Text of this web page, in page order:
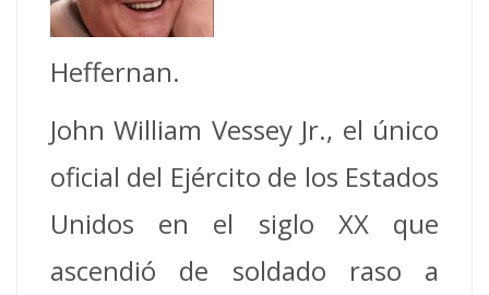
Heffernan.
John William Vessey Jr., el único
oficial del Ejército de los Estados
Unidos en el siglo XX que
ascendió de soldado raso a